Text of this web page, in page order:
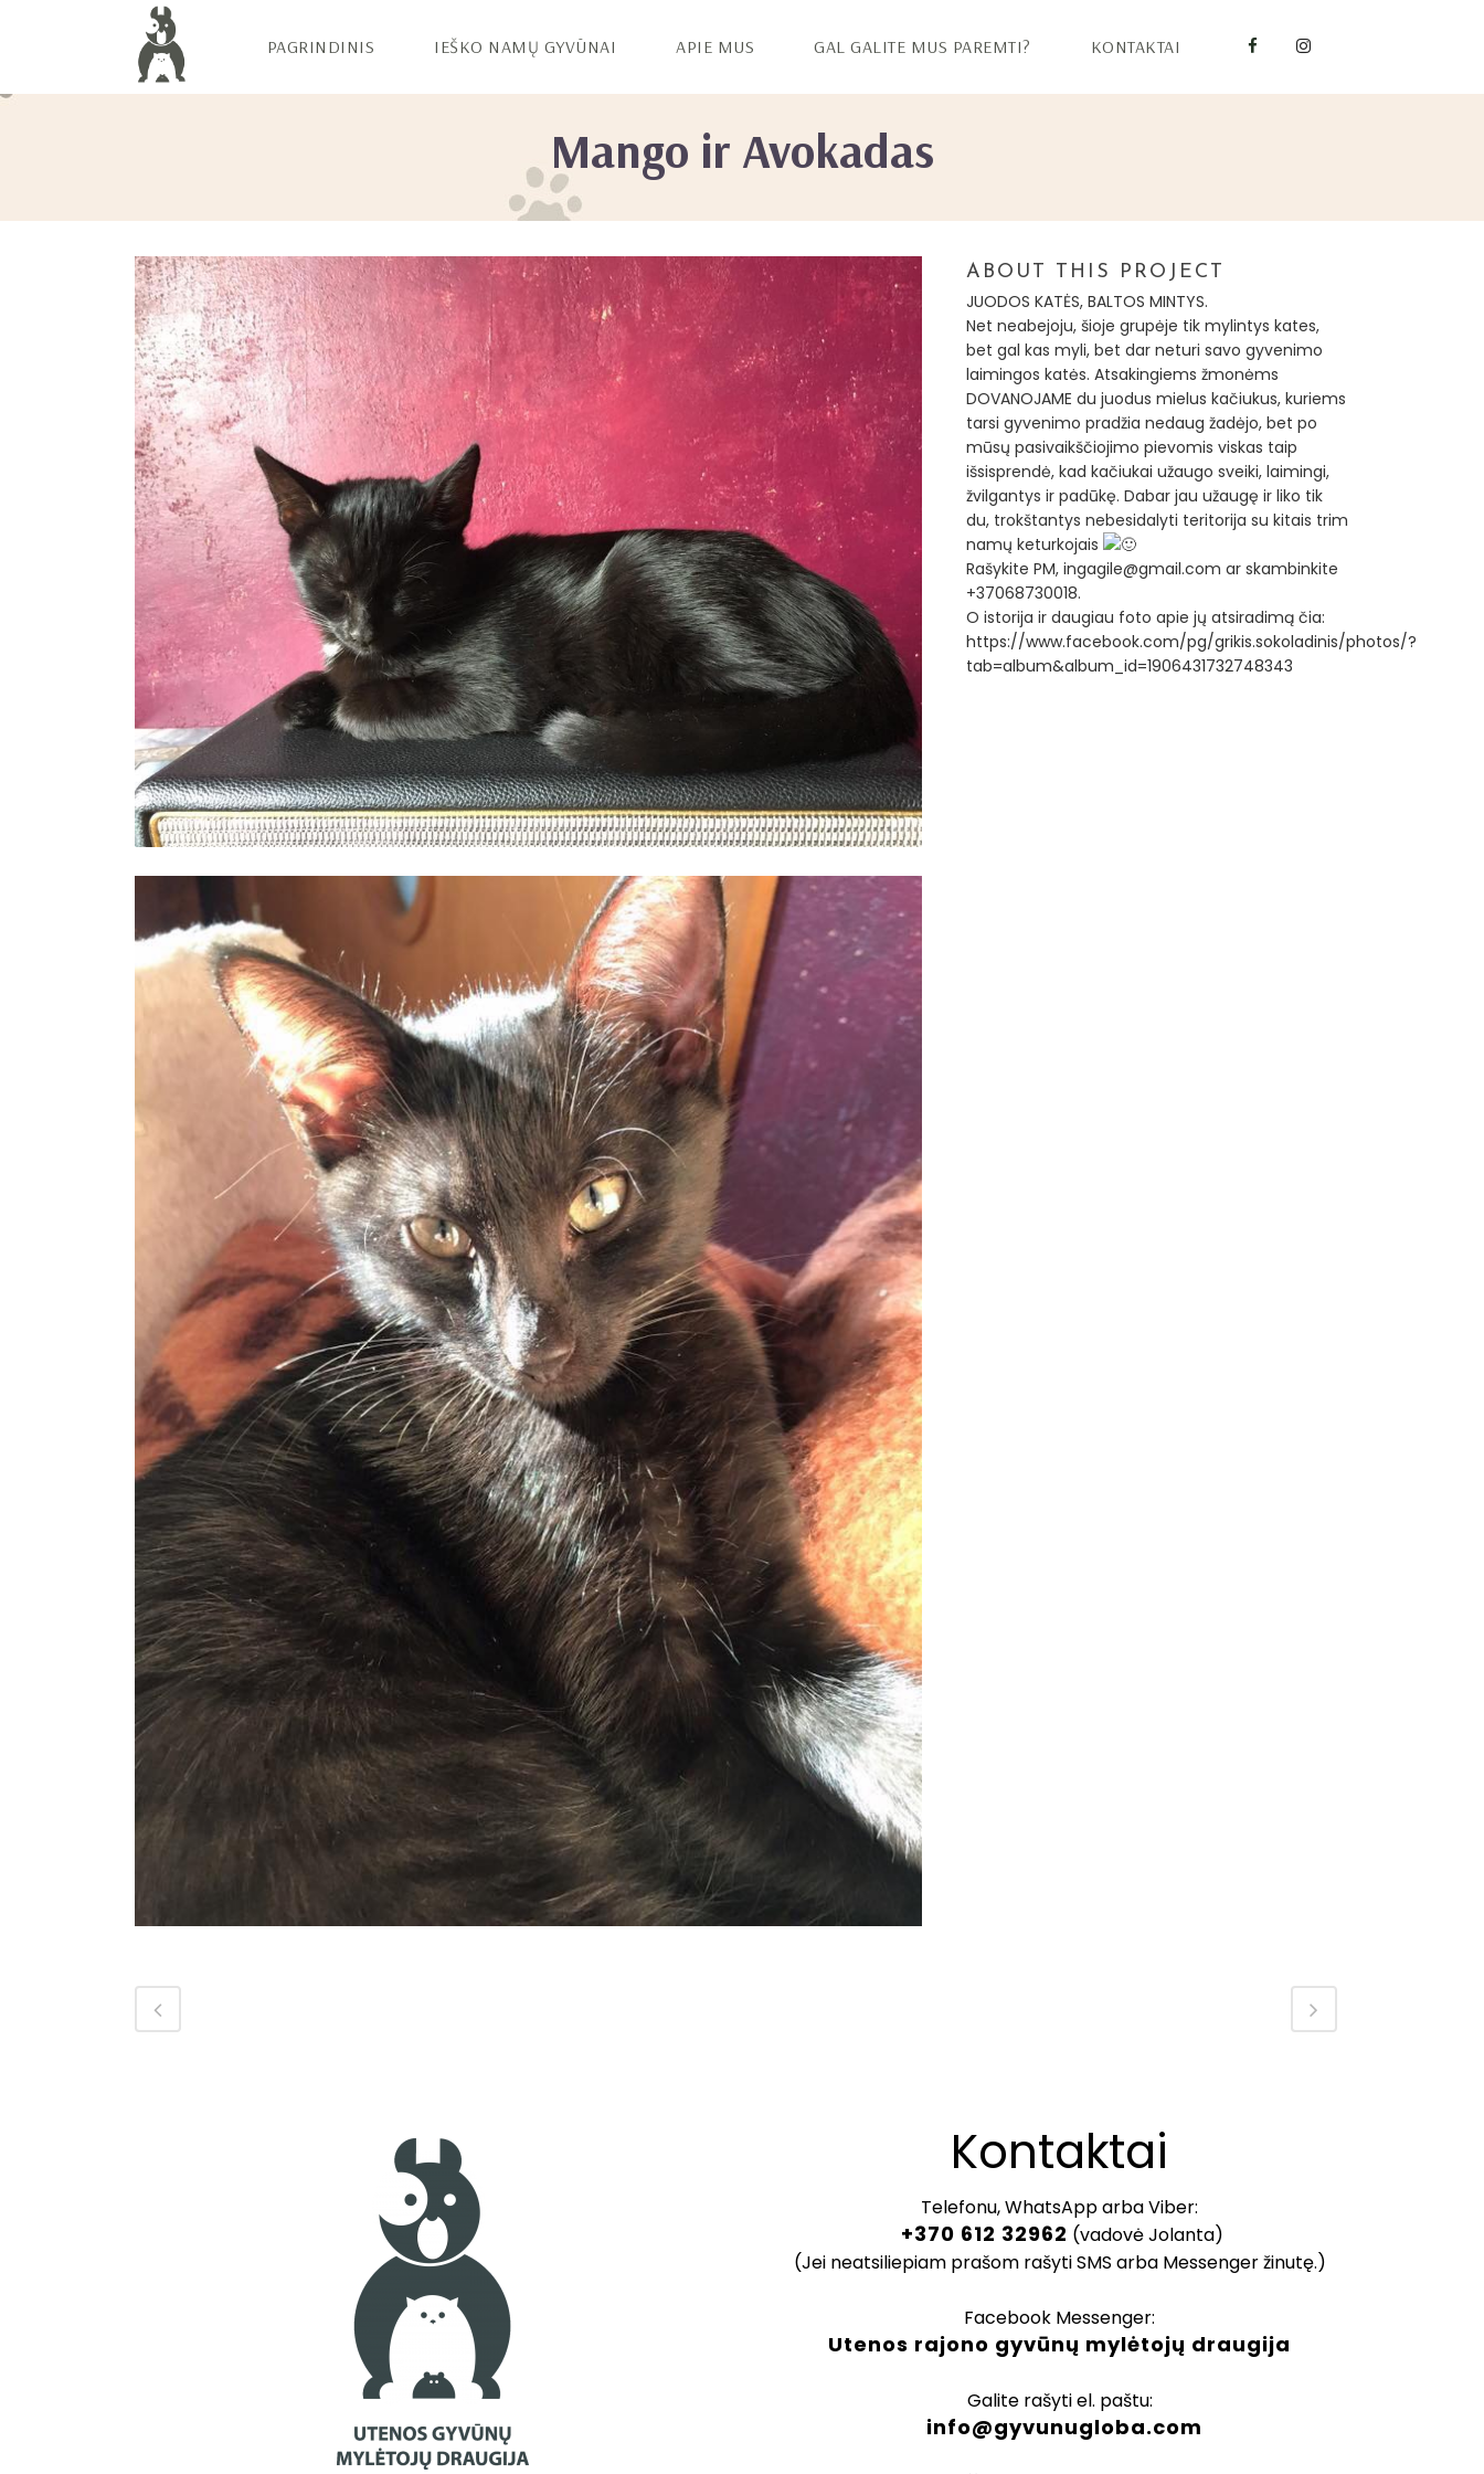
PAGRINDINIS IEŠKO NAMŲ GYVŪNAI APIE MUS GAL GALITE MUS PAREMTI? KONTAKTAI
Mango ir Avokadas
ABOUT THIS PROJECT
JUODOS KATĖS, BALTOS MINTYS.
Net neabejoju, šioje grupėje tik mylintys kates,
bet gal kas myli, bet dar neturi savo gyvenimo
laimingos katės. Atsakingiems žmonėms
DOVANOJAME du juodus mielus kačiukus, kuriems
tarsi gyvenimo pradžia nedaug žadėjo, bet po
mūsų pasivaikščiojimo pievomis viskas taip
išsisprendė, kad kačiukai užaugo sveiki, laimingi,
žvilgantys ir padūkę. Dabar jau užaugę ir liko tik
du, trokštantys nebesidalyti teritorija su kitais trim
namų keturkojais
Rašykite PM, ingagile@gmail.com ar skambinkite
+37068730018.
O istorija ir daugiau foto apie jų atsiradimą čia:
https://www.facebook.com/pg/grikis.sokoladinis/photos/?
tab=album&album_id=1906431732748343
Kontaktai
Telefonu, WhatsApp arba Viber:
+370 612 32962 (vadovė Jolanta)
(Jei neatsiliepiam prašom rašyti SMS arba Messenger žinutę.)
Facebook Messenger:
Utenos rajono gyvūnų mylėtojų draugija
Galite rašyti el. paštu:
info@gyvunugloba.com